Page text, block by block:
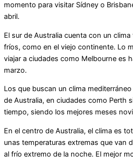
momento para visitar Sídney o
abril.
El sur de Australia cuenta con un
fríos, como en el viejo continente. Lo
viajar a ciudades como Melbourne es
marzo.
Los que buscan un clima
de Australia, en ciudades como Perth
tiempo, siendo los mejores meses
En el centro de Australia, el clima es
unas temperaturas extremas que van
al frío extremo de la noche. El mejor